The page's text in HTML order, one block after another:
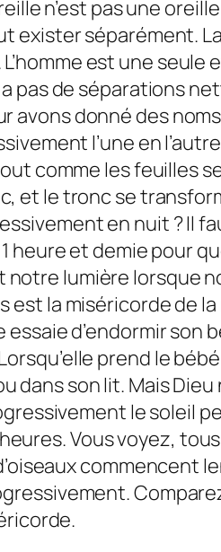
n’est pas une
exister séparément.
est une
pas de séparations
avons donné des
l’une en
comme les
et le tronc se
en nuit ? Il
et demie pour
lumière lorsque
la miséricorde de
essaie d’endormir
prend le
dans son lit. Mais
le soleil
Vous voyez,